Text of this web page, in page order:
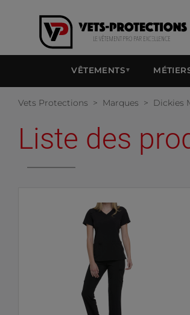
VÊTEMENTS▼
Vets Protections Marques Dickies
Liste des